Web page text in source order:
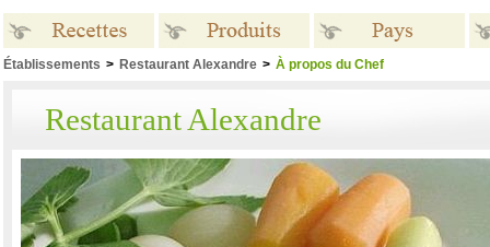
Établissements > Restaurant Alexandre > À propos du Chef
Restaurant Alexandre